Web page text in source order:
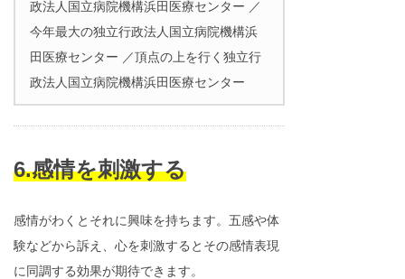
政法人国立病院機構浜田医療センター ／
今年最大の独立行政法人国立病院機構浜
田医療センター ／頂点の上を行く独立行
政法人国立病院機構浜田医療センター
6.感情を刺激する
感情がわくとそれに興味を持ちます。五感や体
験などから訴え、心を刺激するとその感情表現
に同調する効果が期待できます。